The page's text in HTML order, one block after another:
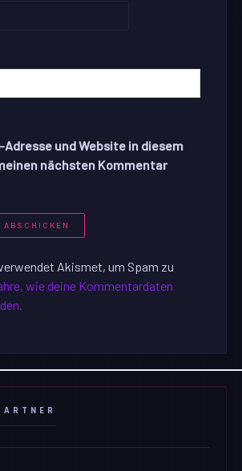
Adresse und Website in diesem
nächsten Kommentar
Akismet, um Spam zu
wie deine Kommentardaten